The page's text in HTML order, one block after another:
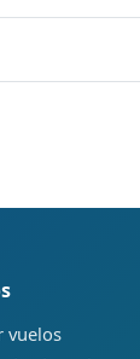
vuelos